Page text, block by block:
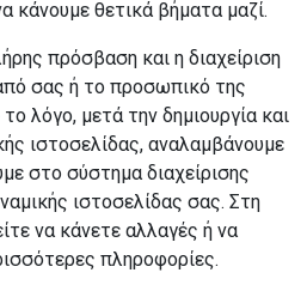
κάνουμε θετικά βήματα μαζί.
πρόσβαση και η διαχείριση
σας ή το προσωπικό της
λόγο, μετά την δημιουργία και
ιστοσελίδας, αναλαμβάνουμε
στο σύστημα διαχείρισης
ιστοσελίδας σας. Στη
να κάνετε αλλαγές ή να
πληροφορίες.